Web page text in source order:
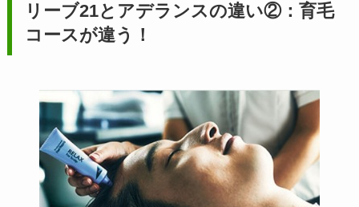
リーブ21とアデランスの違い②：育毛
コースが違う！